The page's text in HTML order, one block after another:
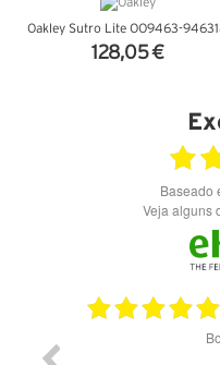
Oakley Sutro Lite OO9463-
128,05 €
Baseado
Veja